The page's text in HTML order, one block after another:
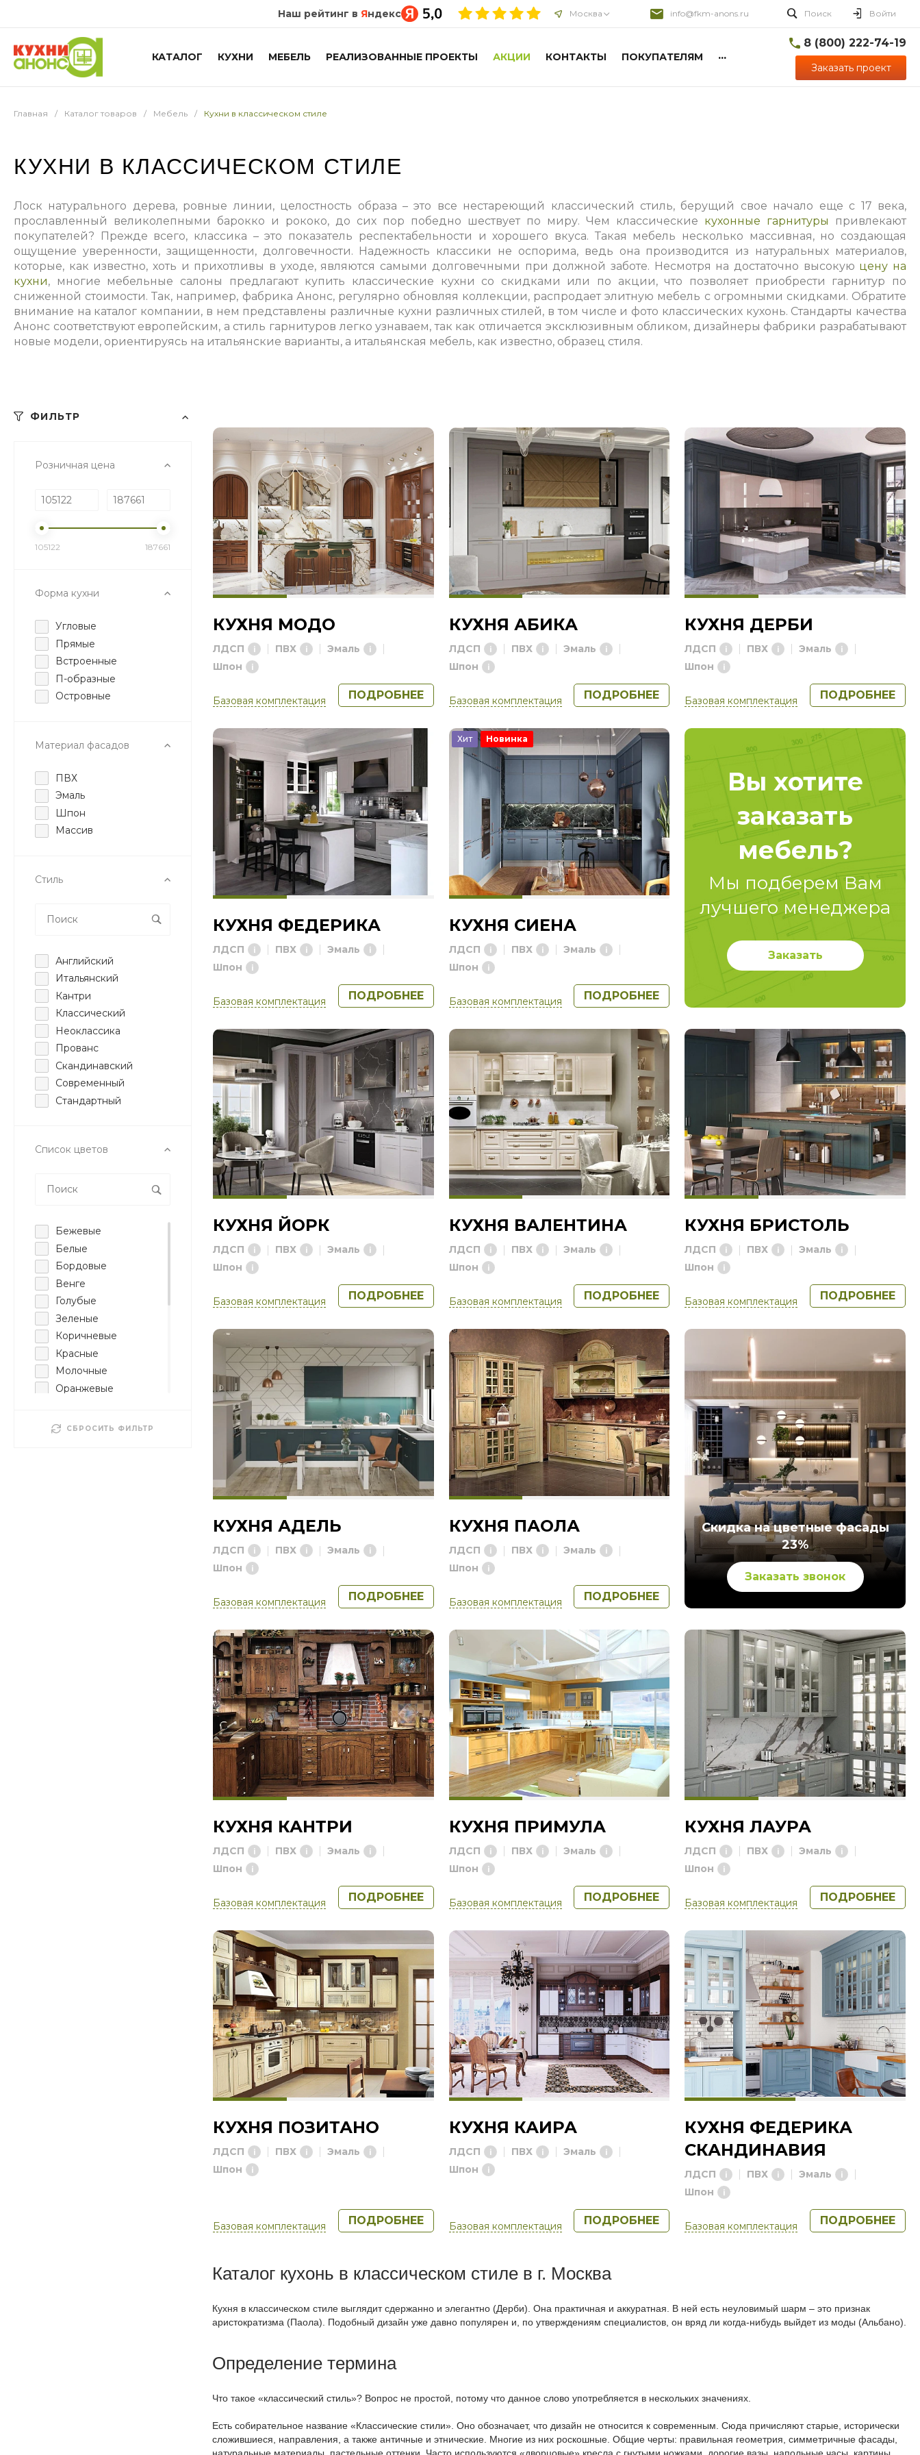
Наш рейтинг в Яндекс Москва info@fkm-anons.ru Поиск Войти
КАТАЛОГ КУХНИ МЕБЕЛЬ РЕАЛИЗОВАННЫЕ ПРОЕКТЫ АКЦИИ КОНТАКТЫ ПОКУПАТЕЛЯМ ...
8 (800) 222-74-19
Заказать проект
Главная / Каталог товаров / Мебель / Кухни в классическом стиле
КУХНИ В КЛАССИЧЕСКОМ СТИЛЕ
Лоск натурального дерева, ровные линии, целостность образа – это все нестареющий классический стиль, берущий свое начало еще с 17 века,
прославленный великолепными барокко и рококо, до сих пор победно шествует по миру. Чем классические кухонные гарнитуры
привлекают
покупателей? Прежде всего, классика – это показатель респектабельности и хорошего вкуса. Такая мебель несколько массивная, но создающая
ощущение уверенности, защищенности, долговечности. Надежность классики не оспорима, ведь она производится из натуральных материалов,
которые, как известно, хоть и прихотливы в уходе, являются самыми долговечными при должной заботе. Несмотря на достаточно высокую цену на
кухни, многие мебельные салоны предлагают купить классические кухни со скидками или по акции, что позволяет приобрести гарнитур по
сниженной стоимости. Так, например, фабрика Анонс, регулярно обновляя коллекции, распродает элитную мебель с огромными скидками. Обратите
внимание на каталог компании, в нем представлены различные кухни различных стилей, в том числе и фото классических кухонь. Стандарты качества
Анонс соответствуют европейским, а стиль гарнитуров легко узнаваем, так как отличается эксклюзивным обликом, дизайнеры фабрики разрабатывают
новые модели, ориентируясь на итальянские варианты, а итальянская мебель, как известно, образец стиля.
ФИЛЬТР
Розничная цена
105122 187661
Форма кухни
Угловые
Прямые
Встроенные
П-образные
Островные
Материал фасадов
ПВХ
Эмаль
Шпон
Массив
Стиль
Английский
Итальянский
Кантри
Классический
Неоклассика
Прованс
Скандинавский
Современный
Стандартный
Список цветов
Бежевые
Белые
Бордовые
Венге
Голубые
Зеленые
Коричневые
Красные
Молочные
Оранжевые
Светлые
СБРОСИТЬ ФИЛЬТР
КУХНЯ МОДО
ЛДСП ПВХ
Эмаль
Шпон
Базовая комплектация ПОДРОБНЕЕ
КУХНЯ АБИКА
ЛДСП ПВХ
Эмаль
Шпон
Базовая комплектация ПОДРОБНЕЕ
КУХНЯ ДЕРБИ
ЛДСП ПВХ
Эмаль
Шпон
Базовая комплектация ПОДРОБНЕЕ
КУХНЯ ФЕДЕРИКА
ЛДСП ПВХ
Эмаль
Шпон
Базовая комплектация ПОДРОБНЕЕ
Хит Новинка
КУХНЯ СИЕНА
ЛДСП ПВХ
Эмаль
Шпон
Базовая комплектация ПОДРОБНЕЕ
Вы хотите
заказать
мебель?
Мы подберем Вам
лучшего менеджера
Заказать
КУХНЯ ЙОРК
ЛДСП ПВХ
Эмаль
Шпон
Базовая комплектация ПОДРОБНЕЕ
КУХНЯ ВАЛЕНТИНА
ЛДСП ПВХ
Эмаль
Шпон
Базовая комплектация ПОДРОБНЕЕ
КУХНЯ БРИСТОЛЬ
ЛДСП ПВХ
Эмаль
Шпон
Базовая комплектация ПОДРОБНЕЕ
КУХНЯ АДЕЛЬ
ЛДСП ПВХ
Эмаль
Шпон
Базовая комплектация ПОДРОБНЕЕ
КУХНЯ ПАОЛА
ЛДСП ПВХ
Эмаль
Шпон
Базовая комплектация ПОДРОБНЕЕ
Скидка на цветные фасады
23%
Заказать звонок
КУХНЯ КАНТРИ
ЛДСП ПВХ
Эмаль
Шпон
Базовая комплектация ПОДРОБНЕЕ
КУХНЯ ПРИМУЛА
ЛДСП ПВХ
Эмаль
Шпон
Базовая комплектация ПОДРОБНЕЕ
КУХНЯ ЛАУРА
ЛДСП ПВХ
Эмаль
Шпон
Базовая комплектация ПОДРОБНЕЕ
КУХНЯ ПОЗИТАНО
ЛДСП ПВХ
Эмаль
Шпон
Базовая комплектация ПОДРОБНЕЕ
КУХНЯ КАИРА
ЛДСП ПВХ
Эмаль
Шпон
Базовая комплектация ПОДРОБНЕЕ
КУХНЯ ФЕДЕРИКА
СКАНДИНАВИЯ
ЛДСП ПВХ
Эмаль
Шпон
Базовая комплектация ПОДРОБНЕЕ
Каталог кухонь в классическом стиле в г. Москва
Кухня в классическом стиле выглядит сдержанно и элегантно (Дерби). Она практичная и аккуратная. В ней есть неуловимый шарм – это признак
аристократизма (Паола). Подобный дизайн уже давно популярен и, по утверждениям специалистов, он вряд ли когда-нибудь выйдет из моды (Альбано).
Определение термина
Что такое «классический стиль»? Вопрос не простой, потому что данное слово употребляется в нескольких значениях.
Есть собирательное название «Классические стили». Оно обозначает, что дизайн не относится к современным. Сюда причисляют старые, исторически
сложившиеся, направления, а также античные и этнические. Многие из них роскошные. Общие черты: правильная геометрия, симметричные фасады,
натуральные материалы, пастельные оттенки. Часто используются «дворцовые» кресла с гнутыми ножками, дорогие вазы, напольные часы, картины